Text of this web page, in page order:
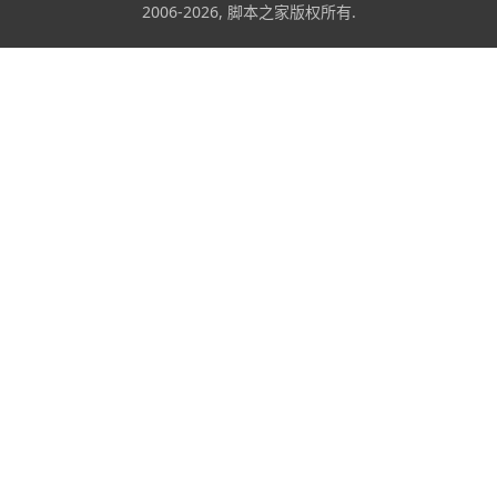
2006-2026, 脚本之家版权所有.